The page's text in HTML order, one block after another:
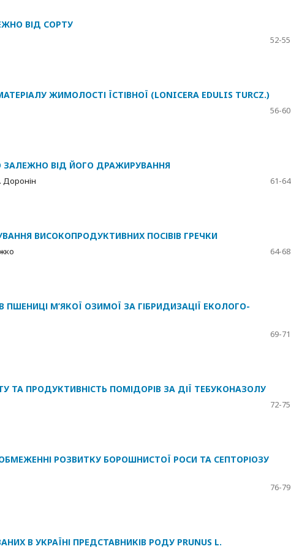
ВІД СОРТУ
52-55
ЖИМОЛОСТІ ЇСТІВНОЇ (LONICERA EDULIS TURCZ.)
56-60
ЗАЛЕЖНО ВІД ЙОГО ДРАЖИРУВАННЯ
Доронін 61-64
ВИСОКОПРОДУКТИВНИХ ПОСІВІВ ГРЕЧКИ
64-68
ПШЕНИЦІ М’ЯКОЇ ОЗИМОЇ ЗА ГІБРИДИЗАЦІЇ ЕКОЛОГО-
69-71
ПРОДУКТИВНІСТЬ ПОМІДОРІВ ЗА ДІЇ ТЕБУКОНАЗОЛУ
72-75
РОЗВИТКУ БОРОШНИСТОЇ РОСИ ТА СЕПТОРІОЗУ
76-79
В УКРАЇНІ ПРЕДСТАВНИКІВ РОДУ PRUNUS L.